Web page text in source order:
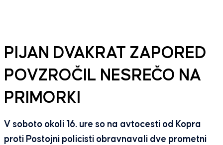
PIJAN DVAKRAT ZAPORED
POVZROČIL NESREČO NA
PRIMORKI
V soboto okoli 16. ure so na avtocesti od Kopra
proti Postojni policisti obravnavali dve prometni